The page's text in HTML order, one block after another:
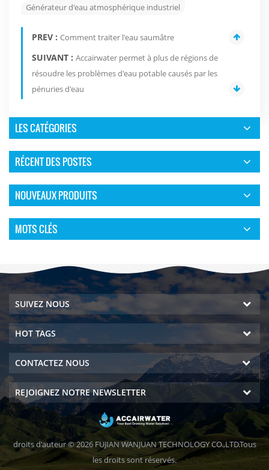
Générateur d'eau atmosphérique industriel
PREV : Comment traiter l'eau saumâtre
SUIVANT : Accairwater permet à plus de régions de
résoudre les problèmes d'eau potable causés par les
pénuries d'eau
LES CATÉGORIES
RÉCENT DES POSTES
NOUVEAUX PRODUITS
MOTS CLÉS
SUIVEZ NOUS
HOT TAGS
CONTACTEZ NOUS
REJOIGNEZ NOTRE NEWSLETTER
droits d'auteur © 2026 FUJIAN WANJUAN TECHNOLOGY CO.,LTD.Tous
les droits sont réservés.